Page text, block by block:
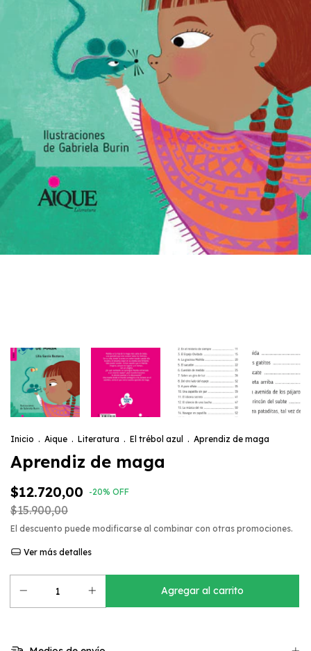
Inicio . Aique . Literatura . El trébol azul . Aprendiz de maga
Aprendiz de maga
$12.720,00 -20% OFF
$15.900,00
El descuento puede modificarse al combinar con otras promociones.
Ver más detalles